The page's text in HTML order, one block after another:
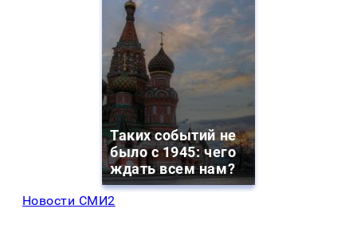
Таких событий не
было с 1945: чего
ждать всем нам?
Новости СМИ2